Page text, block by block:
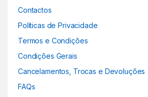
Contactos
Políticas de Privacidade
Termos e Condições
Condições Gerais
Cancelamentos, Trocas e Devoluções
FAQs